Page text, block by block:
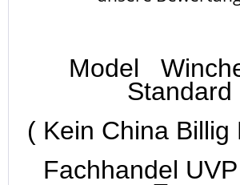
Model
Standard
( Kein China Billig
Fachhandel